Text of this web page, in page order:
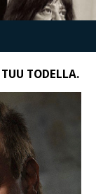
TODELLA.